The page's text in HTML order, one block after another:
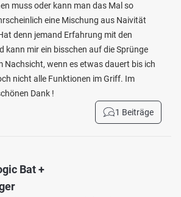
muss oder kann man das Mal so
eine Mischung aus Naivität
denn jemand Erfahrung mit den
kann mir ein bisschen auf die Sprünge
Nachsicht, wenn es etwas dauert bis ich
nicht alle Funktionen im Griff. Im
Dank !
1 Beiträge
Bat +